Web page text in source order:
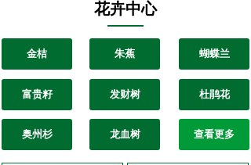
朱蕉 蝴蝶兰
发财树 杜鹃花
富贵籽
奥州杉 龙血树 查看更多
花卉中心
金桔